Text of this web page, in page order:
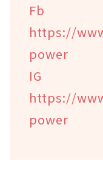
https://
power
https://
power